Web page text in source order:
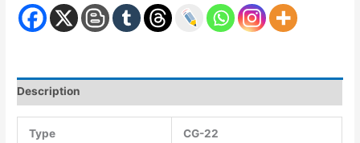
Description
Type CG-22